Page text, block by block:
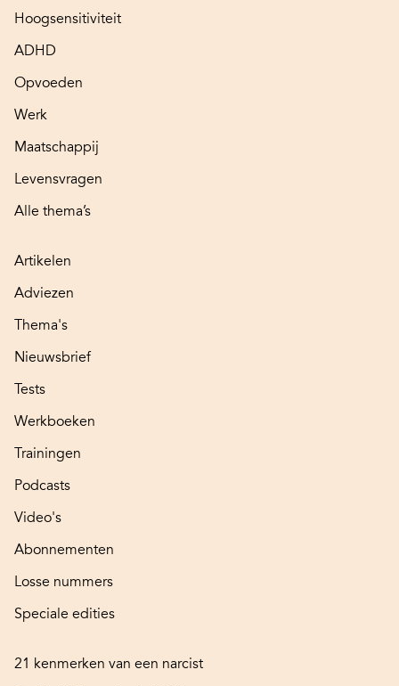
Hoogsensitiviteit
ADHD
Opvoeden
Werk
Maatschappij
Levensvragen
Alle thema’s
Artikelen
Adviezen
Thema's
Nieuwsbrief
Tests
Werkboeken
Trainingen
Podcasts
Video's
Abonnementen
Losse nummers
Speciale edities
21 kenmerken van een narcist